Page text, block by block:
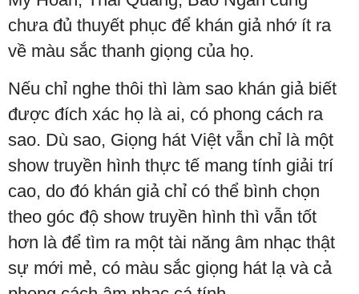
chưa đủ thuyết phục để khán giả nhớ ít ra
về màu sắc thanh giọng của họ.
Nếu chỉ nghe thôi thì làm sao khán giả biết
được đích xác họ là ai, có phong cách ra
sao. Dù sao, Giọng hát Việt vẫn chỉ là một
show truyền hình thực tế mang tính giải trí
cao, do đó khán giả chỉ có thể bình chọn
theo góc độ show truyền hình thì vẫn tốt
hơn là để tìm ra một tài năng âm nhạc thật
sự mới mẻ, có màu sắc giọng hát lạ và cả